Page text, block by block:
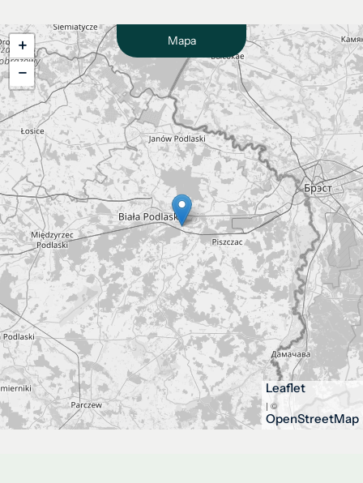
Mapa
+
−
Leaflet
| ©
OpenStreetMap